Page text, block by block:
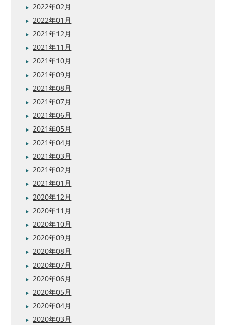
2022年02月
2022年01月
2021年12月
2021年11月
2021年10月
2021年09月
2021年08月
2021年07月
2021年06月
2021年05月
2021年04月
2021年03月
2021年02月
2021年01月
2020年12月
2020年11月
2020年10月
2020年09月
2020年08月
2020年07月
2020年06月
2020年05月
2020年04月
2020年03月